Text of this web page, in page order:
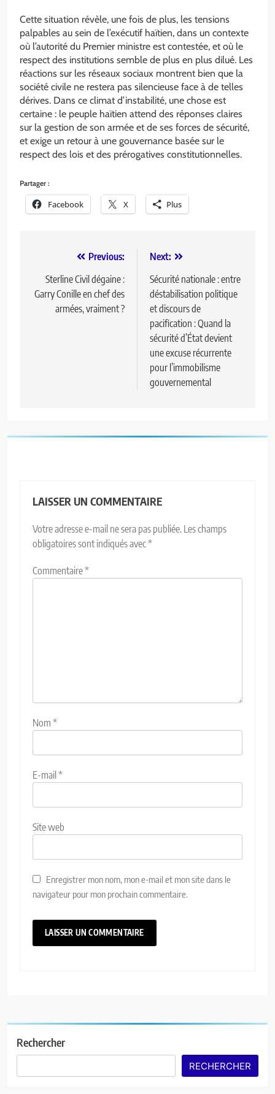
Cette situation révèle, une fois de plus, les tensions
palpables au sein de l’exécutif haïtien, dans un contexte
où l’autorité du Premier ministre est contestée, et où le
respect des institutions semble de plus en plus dilué. Les
réactions sur les réseaux sociaux montrent bien que la
société civile ne restera pas silencieuse face à de telles
dérives. Dans ce climat d’instabilité, une chose est
certaine : le peuple haïtien attend des réponses claires
sur la gestion de son armée et de ses forces de sécurité,
et exige un retour à une gouvernance basée sur le
respect des lois et des prérogatives constitutionnelles.
Partager :
Facebook X Plus
Previous:
Sterline Civil dégaine :
Garry Conille en chef des
armées, vraiment ?
Next:
Sécurité nationale : entre
déstabilisation politique
et discours de
pacification : Quand la
sécurité d’État devient
une excuse récurrente
pour l’immobilisme
gouvernemental
LAISSER UN COMMENTAIRE
Votre adresse e-mail ne sera pas publiée. Les champs
obligatoires sont indiqués avec*
Commentaire*
Nom *
E-mail *
Site web
Enregistrer mon nom, mon e-mail et mon site dans le
navigateur pour mon prochain commentaire.
Rechercher
RECHERCHER